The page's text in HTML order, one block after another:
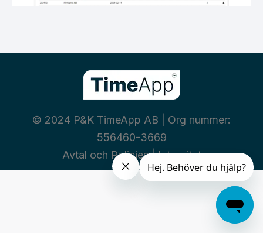
© 2024 P&K TimeApp AB | Org nummer:
556460-3669
Avtal och Policies|Integritet